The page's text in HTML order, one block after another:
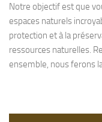
Notre objectif est que
espaces naturels
protection et à la
ressources naturelles.
ensemble, nous ferons